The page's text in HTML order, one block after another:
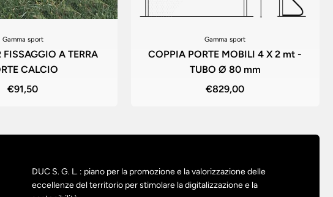
Gamma sport
FISSAGGIO A TERRA
CALCIO
€91,50
Gamma sport
COPPIA PORTE MOBILI 4 X 2 mt -
TUBO Ø 80 mm
€829,00
DUC S. G. L. : piano per la promozione e la valorizzazione delle
eccellenze del territorio per stimolare la digitalizzazione e la